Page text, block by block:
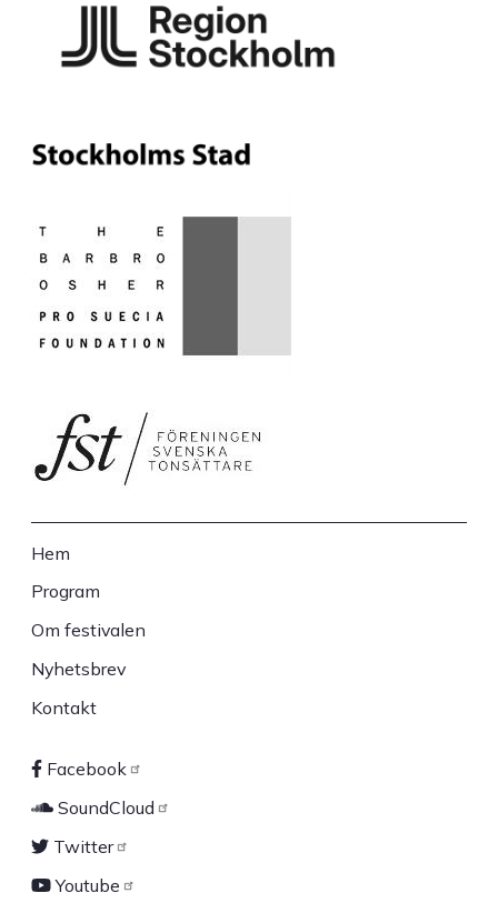
Sidfot
Hem
Program
Om festivalen
Nyhetsbrev
Kontakt
Sociala
länkar
Facebook
SoundCloud
Twitter
Youtube